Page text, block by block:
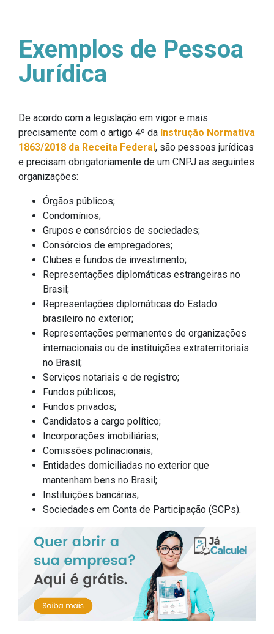
Exemplos de Pessoa
Jurídica
De acordo com a legislação em vigor e mais
precisamente com o artigo 4º da Instrução Normativa
1863/2018 da Receita Federal, são pessoas jurídicas
e precisam obrigatoriamente de um CNPJ as seguintes
organizações:
Órgãos públicos;
Condomínios;
Grupos e consórcios de sociedades;
Consórcios de empregadores;
Clubes e fundos de investimento;
Representações diplomáticas estrangeiras no
Brasil;
Representações diplomáticas do Estado
brasileiro no exterior;
Representações permanentes de organizações
internacionais ou de instituições extraterritoriais
no Brasil;
Serviços notariais e de registro;
Fundos públicos;
Fundos privados;
Candidatos a cargo político;
Incorporações imobiliárias;
Comissões polinacionais;
Entidades domiciliadas no exterior que
mantenham bens no Brasil;
Instituições bancárias;
Sociedades em Conta de Participação (SCPs).